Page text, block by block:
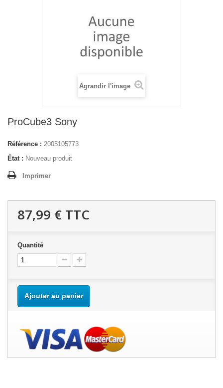
Agrandir l'image
ProCube3 Sony
Référence : 2005105773
État : Nouveau produit
Imprimer
87,99 € TTC
Quantité
Ajouter au panier